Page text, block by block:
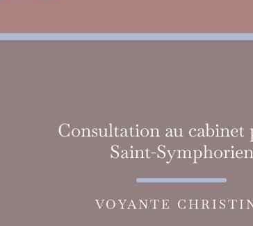
Consultation au cabinet
Saint-Symphorien
VOYANTE